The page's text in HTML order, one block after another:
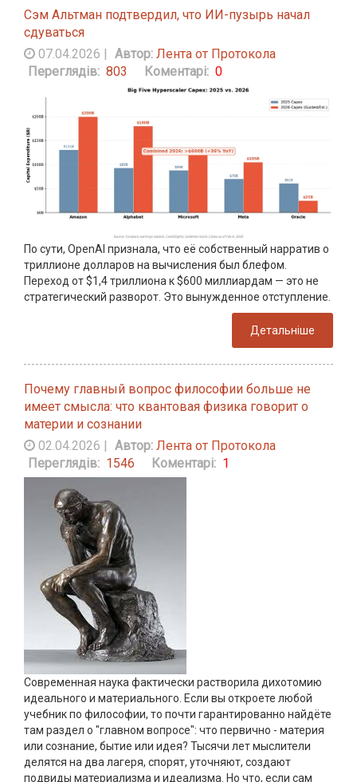
Сэм Альтман подтвердил, что ИИ-пузырь начал
сдуваться
07.04.2026
Автор: Лента от Протокола
Переглядів: 803 Коментарі: 0
По сути, OpenAI признала, что её собственный нарратив о
триллионе долларов на вычисления был блефом.
Переход от $1,4 триллиона к $600 миллиардам — это не
стратегический разворот. Это вынужденное отступление.
Детальніше
Почему главный вопрос философии больше не
имеет смысла: что квантовая физика говорит о
материи и сознании
02.04.2026 | Автор: Лента от Протокола
Переглядів: 1546 Коментарі: 1
Современная наука фактически растворила дихотомию
идеального и материального. Если вы откроете любой
учебник по философии, то почти гарантированно найдёте
там раздел о "главном вопросе": что первично - материя
или сознание, бытие или идея? Тысячи лет мыслители
делятся на два лагеря, спорят, уточняют, создают
подвиды материализма и идеализма. Но что, если сам